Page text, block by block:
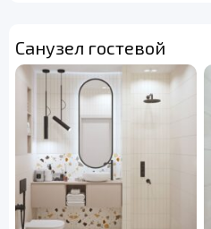
Санузел гостевой